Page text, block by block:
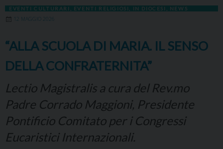
EVENTI CULTURARI EVENTI RELIGIOSI IN DIOCESI NEWS
12 MAGGIO 2026
“ALLA SCUOLA DI MARIA. IL SENSO
DELLA CONFRATERNITA”
Lectio Magistralis a cura del Rev.mo
Padre Corrado Maggioni, Presidente
Pontificio Comitato per i Congressi
Eucaristici Internazionali.